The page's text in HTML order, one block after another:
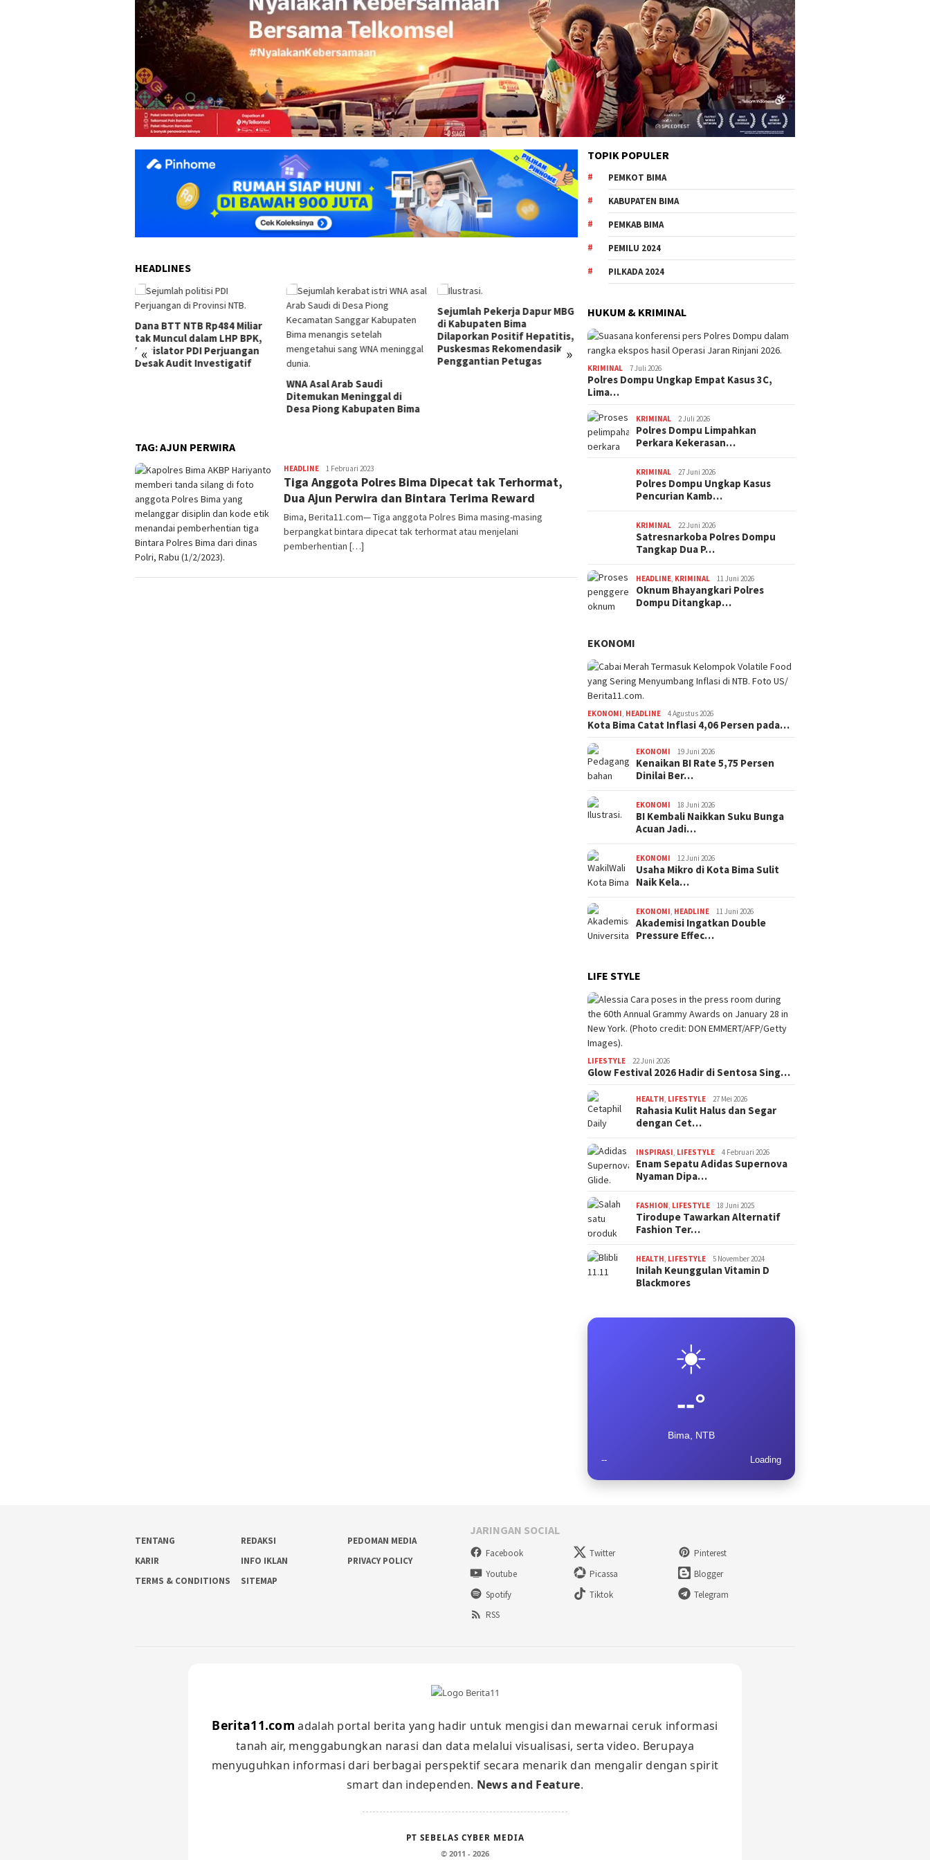
HEADLINES
« »
Sejumlah Pekerja Dapur MBG
di Kabupaten Bima
Dilaporkan Positif Hepatitis,
Puskesmas Rekomendasikan
Penggantian Petugas
Jelang HUT Ke-81 RI, Tokoh
Pemuda NTB Ajak Seluruh
Elemen Bangsa Perkuat
Persatuan
Kota Bima Catat Inflasi 4,06
Persen pada Juli 2026, Lebih
Tinggi dari Sumbawa
tak Muncul dalam LHP BPK,
Legislator PDI Perjuangan
TAG:AJUN PERWIRA
HEADLINE Redaksi
1 Februari 2023
Tiga Anggota Polres Bima Dipecat tak Terhormat,
Dua Ajun Perwira dan Bintara Terima Reward
Bima, Berita11.com— Tiga anggota Polres Bima masing-masing
berpangkat bintara dipecat tak terhormat atau menjelani
pemberhentian […]
TOPIK POPULER
PEMKOT BIMA
KABUPATEN BIMA
PEMKAB BIMA
PEMILU 2024
PILKADA 2024
HUKUM & KRIMINAL
KRIMINAL 7 Juli 2026
Polres Dompu Ungkap Empat Kasus 3C,
Lima…
KRIMINAL 2 Juli 2026
Polres Dompu Limpahkan
Perkara Kekerasan…
KRIMINAL 27 Juni 2026
Polres Dompu Ungkap Kasus
Pencurian Kamb…
KRIMINAL 22 Juni 2026
Satresnarkoba Polres Dompu
Tangkap Dua P…
HEADLINE, KRIMINAL 11 Juni 2026
Oknum Bhayangkari Polres
Dompu Ditangkap…
EKONOMI
EKONOMI, HEADLINE 4 Agustus 2026
Kota Bima Catat Inflasi 4,06 Persen pada…
EKONOMI 19 Juni 2026
Kenaikan BI Rate 5,75 Persen
Dinilai Ber…
EKONOMI 18 Juni 2026
BI Kembali Naikkan Suku Bunga
Acuan Jadi…
EKONOMI 12 Juni 2026
Usaha Mikro di Kota Bima Sulit
Naik Kela…
EKONOMI, HEADLINE 11 Juni 2026
Akademisi Ingatkan Double
Pressure Effec…
LIFE STYLE
LIFESTYLE 22 Juni 2026
Glow Festival 2026 Hadir di Sentosa Sing…
HEALTH, LIFESTYLE 27 Mei 2026
Rahasia Kulit Halus dan Segar
dengan Cet…
INSPIRASI, LIFESTYLE 4 Februari 2026
Enam Sepatu Adidas Supernova
Nyaman Dipa…
FASHION, LIFESTYLE 18 Juni 2025
Tirodupe Tawarkan Alternatif
Fashion Ter…
HEALTH, LIFESTYLE 5 November 2024
Inilah Keunggulan Vitamin D
Blackmores
☀️
--°
Bima, NTB
-- Loading
TENTANG REDAKSI
PEDOMAN MEDIA
KARIR
INFO IKLAN
PRIVACY POLICY
TERMS & CONDITIONS
SITEMAP
JARINGAN SOCIAL
Facebook Twitter
Pinterest
Youtube
Picassa
Blogger
Spotify
Tiktok
Telegram
RSS
Berita11.com adalah portal berita yang hadir untuk mengisi dan mewarnai ceruk informasi
tanah air, menggabungkan narasi dan data melalui visualisasi, serta video. Berupaya
menyuguhkan informasi dari berbagai perspektif secara menarik dan mengalir dengan spirit
smart dan independen. News and Feature.
PT SEBELAS CYBER MEDIA
© 2011 - 2026